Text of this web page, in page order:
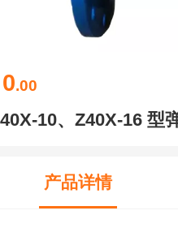
0.00
10、Z40X-16 型
产品详情